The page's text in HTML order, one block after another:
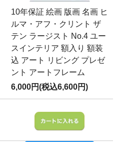
10年保証 絵画 版画 名画 ヒ
ルマ・アフ・クリント ザ
テン ラージスト No.4 ユー
スインテリア 額入り 額装
込 アート リビング プレゼ
ント アートフレーム
6,000円(税込6,600円)